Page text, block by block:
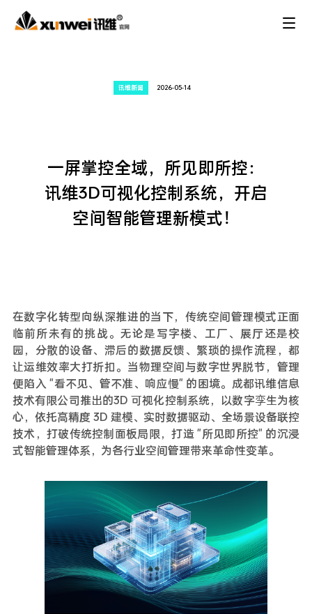
讯维新闻 2026-05-14
一屏掌控全域，所见即所控：
讯维3D可视化控制系统，开启
空间智能管理新模式！
在数字化转型向纵深推进的当下，传统空间管理模式正面
临前所未有的挑战。无论是写字楼、工厂、展厅还是校
园，分散的设备、滞后的数据反馈、繁琐的操作流程，都
让运维效率大打折扣。当物理空间与数字世界脱节，管理
便陷入 "看不见、管不准、响应慢" 的困境。成都讯维信息
技术有限公司推出的3D 可视化控制系统，以数字孪生为核
心，依托高精度 3D 建模、实时数据驱动、全场景设备联控
技术，打破传统控制面板局限，打造 "所见即所控" 的沉浸
式智能管理体系，为各行业空间管理带来革命性变革。